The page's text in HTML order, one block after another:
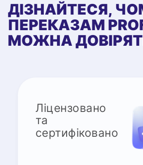
ДІЗНАЙТЕСЯ,
ПЕРЕКАЗАМ
МОЖНА
Ліцензовано
та
сертифіковано